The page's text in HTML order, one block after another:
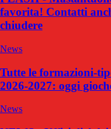
favorita! Contatti
chiudere
News
Tutte le formazioni-
2026-2027: oggi
News